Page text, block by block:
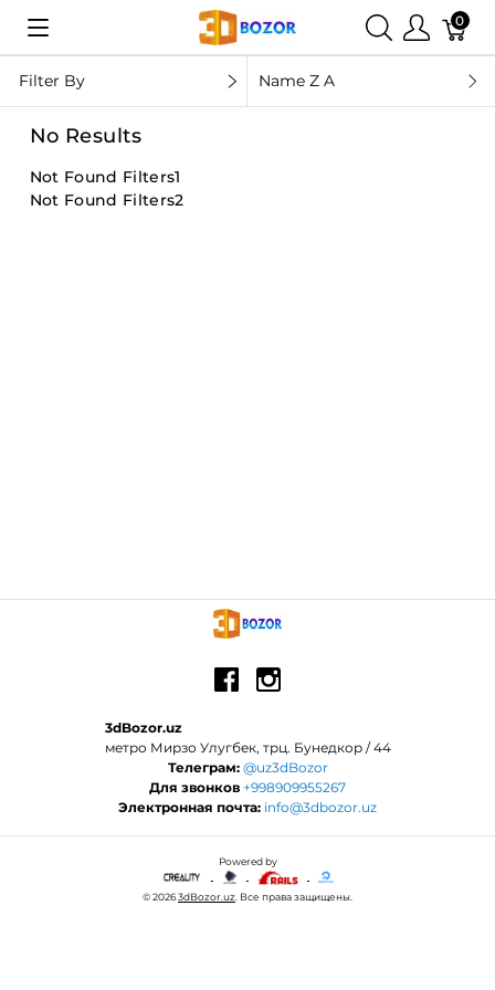
0
Filter By Name Z A
No Results
Not Found Filters1
Not Found Filters2
3dBozor.uz
метро Мирзо Улугбек, трц. Бунедкор / 44
Телеграм: @uz3dBozor
Для звонков +998909955267
Электронная почта: info@3dbozor.uz
Powered by
© 20263dBozor.uz . Все права защищены.